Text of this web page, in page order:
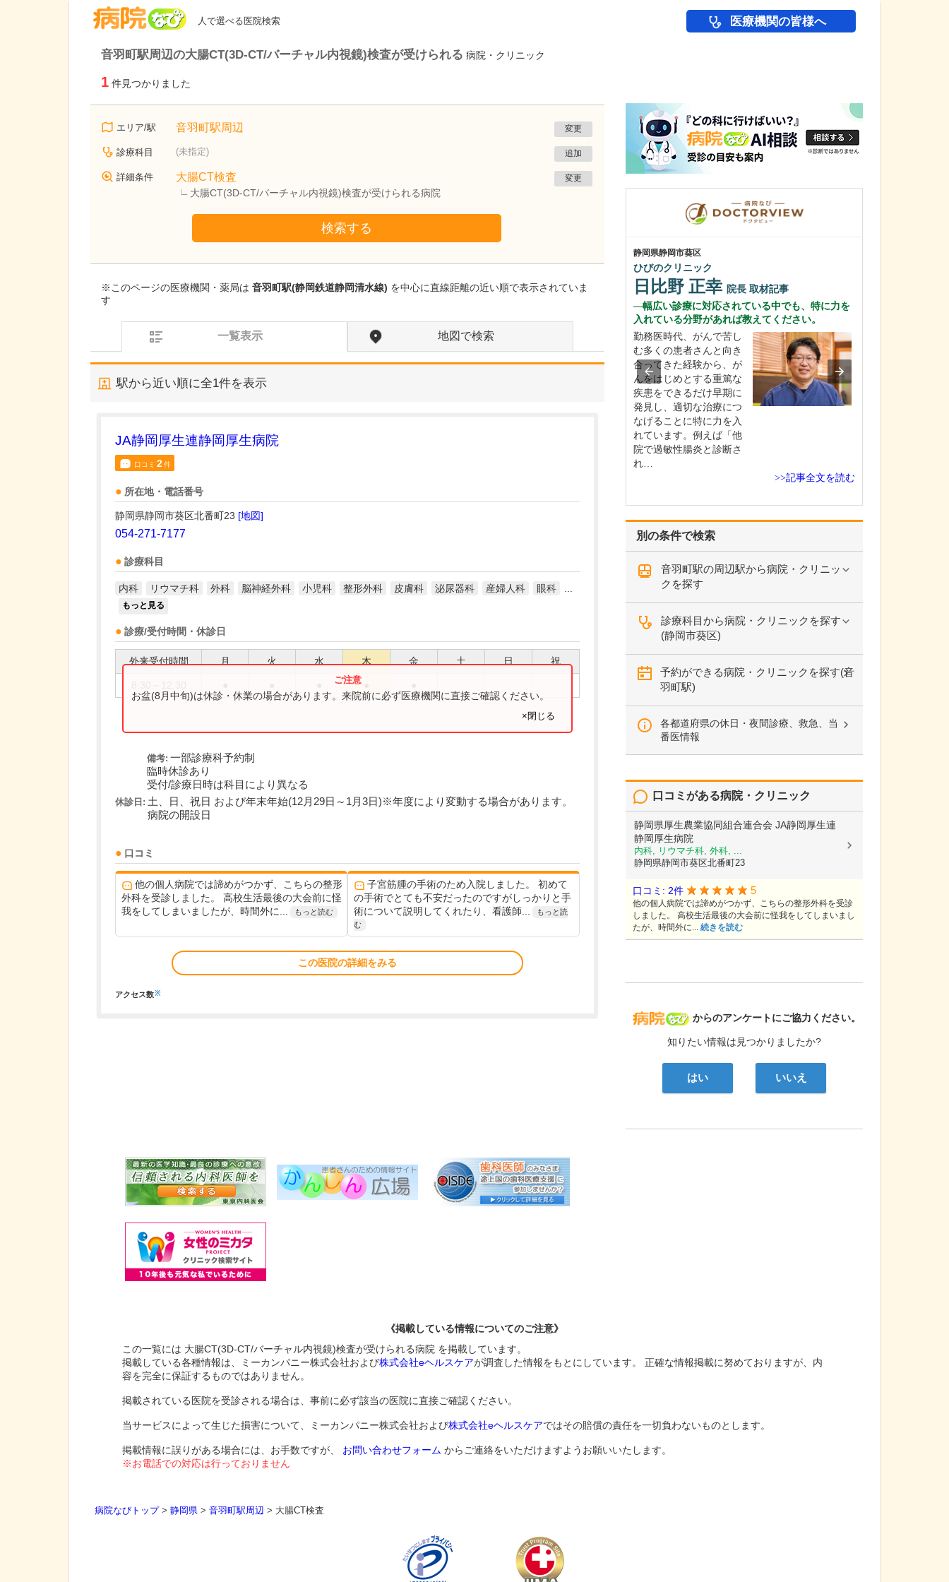
人で選べる医院検索 医療機関の皆様へ
音羽町駅周辺の大腸CT(3D-CT/バーチャル内視鏡)検査が受けられる 病院・クリニック
1 件見つかりました
エリア/駅 音羽町駅周辺 変更
診療科目 (未指定) 追加
詳細条件 大腸CT検査
大腸CT(3D-CT/バーチャル内視鏡)検査が受けられる病院
変更
検索する
※このページの医療機関・薬局は 音羽町駅(静岡鉄道静岡清水線) を中心に直線距離の近い順で表示されていま
す
一覧表示 地図で検索
駅から近い順に全1件を表示
JA静岡厚生連静岡厚生病院
口コミ 2件
所在地・電話番号
静岡県静岡市葵区北番町23 [地図]
054-271-7177
診療科目
内科 リウマチ科 外科 脳神経外科 小児科 整形外科 皮膚科 泌尿器科 産婦人科 眼科
もっと見る
診療/受付時間・休診日
外来受付時間 月 火 水 木 金 土 日 祝
お盆(8月中旬)は休診・休業の場合があります。来院前に必ず医療機関に直接ご確認ください。
×閉じる
備考: 一部診療科予約制
臨時休診あり
受付/診療日時は科目により異なる
休診日: 土、日、祝日 および年末年始(12月29日～1月3日)※年度により変動する場合があります。
病院の開設日
口コミ
他の個人病院では諦めがつかず、こちらの整形
外科を受診しました。 高校生活最後の大会前に怪
我をしてしまいましたが、時間外に...
もっと読む
子宮筋腫の手術のため入院しました。 初めて
の手術でとても不安だったのですがしっかりと手
術について説明してくれたり、看護師...
もっと読
む
この医院の詳細をみる
アクセス数※
別の条件で検索
音羽町駅の周辺駅から病院・クリニッ
クを探す
診療科目から病院・クリニックを探す
(静岡市葵区)
予約ができる病院・クリニックを探す(音
羽町駅)
各都道府県の休日・夜間診療、救急、当
番医情報
病院なび
からのアンケートにご協力ください。
知りたい情報は見つかりましたか?
はい いいえ
口コミがある病院・クリニック
静岡県厚生農業協同組合連合会 JA静岡厚生連
静岡厚生病院
内科, リウマチ科, 外科, ...
静岡県静岡市葵区北番町23
口コミ: 2件 5
他の個人病院では諦めがつかず、こちらの整形外科を受診
しました。 高校生活最後の大会前に怪我をしてしまいまし
たが、時間外に... 続きを読む
静岡県静岡市葵区
ひびのクリニック
日比野 正幸 院長 取材記事
幅広い診療に対応されている中でも、特に力を
入れている分野があれば教えてください。
勤務医時代、がんで苦し
む多くの患者さんと向き
合ってきた経験から、が
んをはじめとする重篤な
疾患をできるだけ早期に
発見し、適切な治療につ
なげることに特に力を入
れています。例えば「他
院で過敏性腸炎と診断さ
れ…
>>記事全文を読む
KMR clinic
山田 潔院長取材記事
されたそうですね。
乳幼児突然死症候群
(SIDS)の対策のため、国
内では1998年ごろから赤
《掲載している情報についてのご注意》
この一覧には 大腸CT(3D-CT/バーチャル内視鏡)検査が受けられる病院 を掲載しています。
掲載している各種情報は、ミーカンパニー株式会社および株式会社eヘルスケアが調査した情報をもとにしています。 正確な情報掲載に努めておりますが、内
容を完全に保証するものではありません。
掲載されている医院を受診される場合は、事前に必ず該当の医院に直接ご確認ください。
当サービスによって生じた損害について、ミーカンパニー株式会社および株式会社eヘルスケアではその賠償の責任を一切負わないものとします。
掲載情報に誤りがある場合には、お手数ですが、 お問い合わせフォーム からご連絡をいただけますようお願いいたします。
※お電話での対応は行っておりません
病院なびトップ> 静岡県 > 音羽町駅周辺 > 大腸CT検査